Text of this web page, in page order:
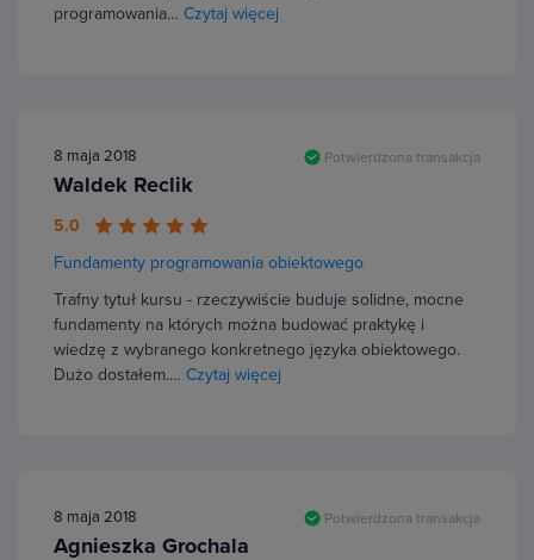
programowania… Czytaj więcej
8 maja 2018 Potwierdzona transakcja
Waldek Reclik
5.0
Fundamenty programowania obiektowego
Trafny tytuł kursu - rzeczywiście buduje solidne, mocne
fundamenty na których można budować praktykę i
wiedzę z wybranego konkretnego języka obiektowego.
Dużo dostałem.… Czytaj więcej
8 maja 2018 Potwierdzona transakcja
Agnieszka Grochala